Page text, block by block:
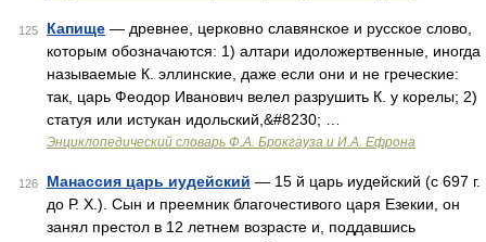
125 Капище — древнее, церковно славянское и русское слово,
которым обозначаются: 1) алтари идоложертвенные, иногда
называемые К. эллинские, даже если они и не греческие:
так, царь Феодор Иванович велел разрушить К. у корелы; 2)
статуя или истукан идольский,&#8230; …
Энциклопедический словарь Ф.А. Брокгауза и И.А. Ефрона
126 Манассия царь иудейский — 15 й царь иудейский (с 697 г.
до Р. Х.). Сын и преемник благочестивого царя Езекии, он
занял престол в 12 летнем возрасте и, поддавшись